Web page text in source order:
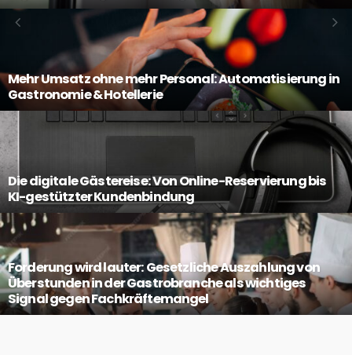
Mehr Umsatz ohne mehr Personal: Automatisierung in
Gastronomie & Hotellerie
Die digitale Gästereise: Von Online-Reservierung bis
KI-gestützter Kundenbindung
Forderung wird lauter: Gesetzliche Auszahlung von
Überstunden in der Gastrobranche als wichtiges
Signal gegen Fachkräftemangel